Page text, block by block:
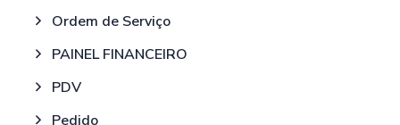
Ordem de Serviço
PAINEL FINANCEIRO
PDV
Pedido